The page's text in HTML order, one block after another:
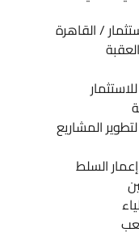
/ القاهرة
المشاريع
السلط